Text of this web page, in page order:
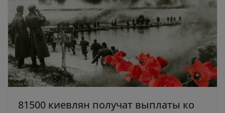
81500 киевлян получат выплаты ко